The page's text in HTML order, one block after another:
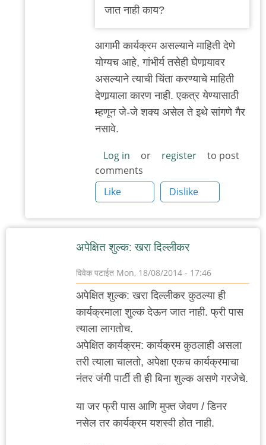
चुकलासी?
by
बाजू
जात नाही काय?
आगामी कार्यक्रम असल्याने माहिती देणे
योग्यच आहे, गांभीर्य तसेही घेणार्‍यावर
असल्याने त्याची चिंता करण्याचे माहिती
देणार्‍याला कारण नाही. एकत्र येण्यासाठी
म्हणून जे-जे शक्य असेल ते इथे सांगणे गैर
नसावे.
Log in or register
to post
comments
Like
Dislike
अपेक्षित शुल्क: खरा दिल्लीकर
विवेक पटाईत Mon, 18/08/2014 - 17:46
अपेक्षित शुल्क: खरा दिल्लीकर कुठल्या ही
कार्यक्रमाला शुल्क देऊन जात नाही. फ्री पास
त्याला लागतोच.
अपेक्षित कार्यक्रम: कार्यक्रम कुठलाही असला
तरी त्याला चालतो, अपेक्षा एकच कार्यक्रमाचा
नंतर जंगी पार्टी ती ही बिना शुल्क असणे गरजेचे.
या जर फ्री पास आणि मुफ्त जेवण / डिनर
नसेल तर कार्यक्रम यशस्वी होत नाही.